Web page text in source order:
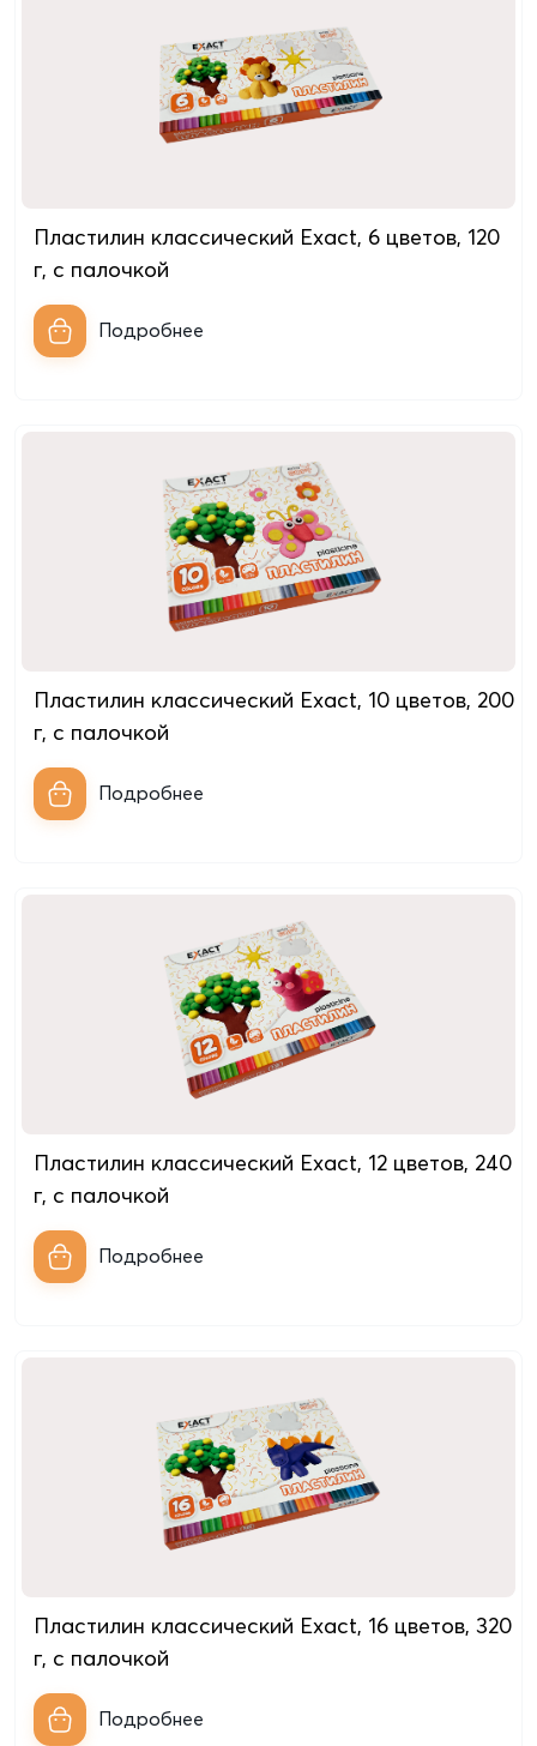
Пластилин классический Exact, 6 цветов, 120
г, с палочкой
Подробнее
Пластилин классический Exact, 10 цветов, 200
г, с палочкой
Подробнее
Пластилин классический Exact, 12 цветов, 240
г, с палочкой
Подробнее
Пластилин классический Exact, 16 цветов, 320
г, с палочкой
Подробнее